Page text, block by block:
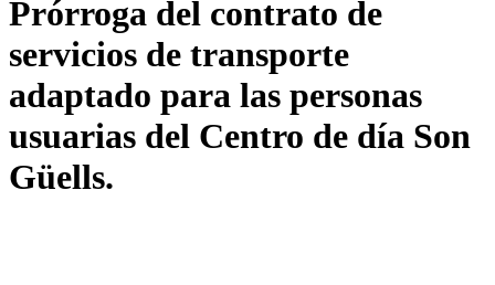
Prórroga del contrato de
servicios de transporte
adaptado para las personas
usuarias del Centro de día Son
Güells.